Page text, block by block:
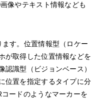
像やテキスト情報なども
す。位置情報型（ロケー
が取得した位置情報などを
認識型（ビジョンベース）
位置を指定するタイプに分
ードのようなマーカーを